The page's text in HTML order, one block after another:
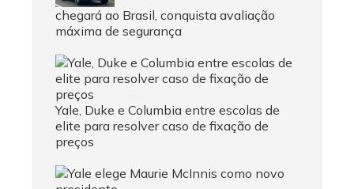
chegará ao Brasil, conquista avaliação
máxima de segurança
Yale, Duke e Columbia entre escolas de
elite para resolver caso de fixação de
preços